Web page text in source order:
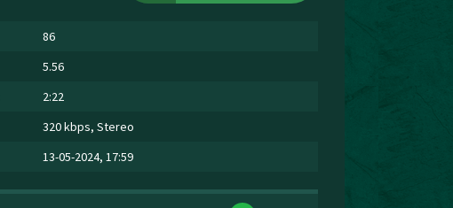
86
5.56
2:22
320 kbps, Stereo
13-05-2024, 17:59